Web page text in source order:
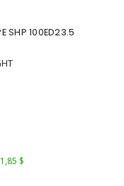
SHP 100ED23.5
$